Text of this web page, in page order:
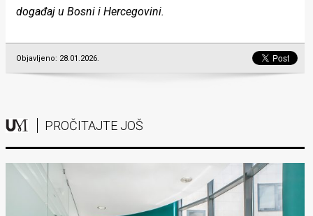
događaj u Bosni i Hercegovini.
Objavljeno: 28.01.2026.
PROČITAJTE JOŠ